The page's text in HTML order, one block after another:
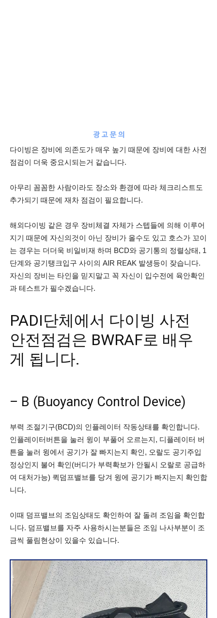
다이빙은 장비에 의존도가 매우 높기 때문에 장비에 대한 사전
점검이 더욱 중요시되는거 같습니다.
아무리 꼼꼼한 사람이라도 장소와 환경에 따라 체크리스트도
추가되기 때문에 재차 점검이 필요합니다.
해외다이빙 같은 경우 장비체결 자체가 스텝들에 의해 이루어
지기 때문에 자신의것이 아닌 장비가 올수도 있고 호스가 꼬이
는 경우는 더더욱 비일비재 하며 BCD와 공기통의 정렬상태, 1
단계와 공기탱크입구 사이의 AIR REAK 발생등이 잦습니다.
자신의 장비는 타인을 믿지말고 꼭 자신이 입수전에 육안확인
과 테스트가 필수겠습니다.
PADI단체에서 다이빙 사전
안전점검은 BWRAF로 배우
게 됩니다.
– B (Buoyancy Control Device)
부력 조절기구(BCD)의 인플레이터 작동상태를 확인합니다.
인플레이터버튼을 눌러 윙이 부풀어 오르는지, 디플레이터 버
튼을 눌러 윙에서 공기가 잘 빠지는지 확인, 오랄도 공기주입
정상인지 불어 확인(버디가 부력확보가 안될시 오랄로 공급하
여 대처가능) 퀵덤프밸브를 당겨 윙에 공기가 빠지는지 확인합
니다.
이때 덤프밸브의 조임상태도 확인하여 잘 돌려 조임을 확인합
니다. 덤프밸브를 자주 사용하시는분들은 조임 나사부분이 조
금씩 풀림현상이 있을수 있습니다.